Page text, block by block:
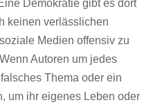
Demokratie gibt es dort
keinen verlässlichen
Medien offensiv zu
Autoren um jedes
Thema oder ein
um ihr eigenes Leben oder